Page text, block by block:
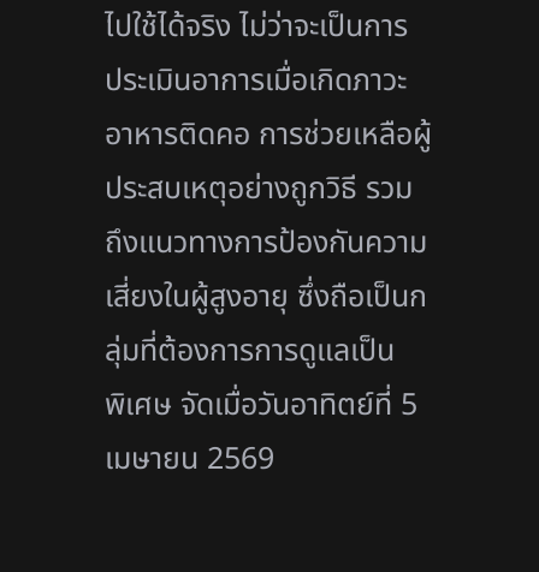
ไปใช้ได้จริง ไม่ว่าจะเป็นการ
ประเมินอาการเมื่อเกิดภาวะ
อาหารติดคอ การช่วยเหลือผู้
ประสบเหตุอย่างถูกวิธี รวม
ถึงแนวทางการป้องกันความ
เสี่ยงในผู้สูงอายุ ซึ่งถือเป็นก
ลุ่มที่ต้องการการดูแลเป็น
พิเศษ จัดเมื่อวันอาทิตย์ที่ 5
เมษายน 2569